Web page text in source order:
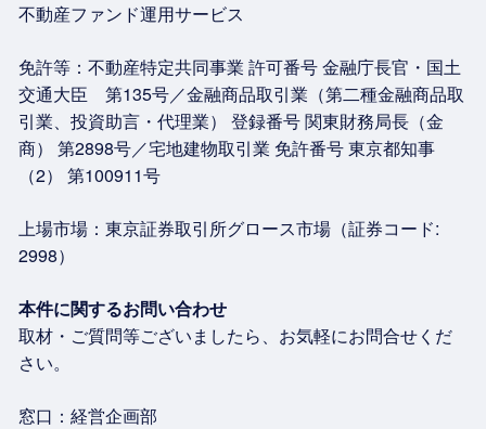
不動産ファンド運用サービス
免許等：不動産特定共同事業 許可番号 金融庁長官・国土
交通大臣 第135号／金融商品取引業（第二種金融商品取
引業、投資助言・代理業） 登録番号 関東財務局長（金
商） 第2898号／宅地建物取引業 免許番号 東京都知事
（2） 第100911号
上場市場：東京証券取引所グロース市場（証券コード:
2998）
本件に関するお問い合わせ
取材・ご質問等ございましたら、お気軽にお問合せくだ
さい。
窓口：経営企画部